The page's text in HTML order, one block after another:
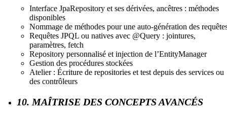
Interface JpaRepository et ses dérivées, ancêtres : méthodes
disponibles
Nommage de méthodes pour une auto-génération des
Requêtes JPQL ou natives avec @Query : jointures,
paramètres, fetch
Repository personnalisé et injection de l’EntityManager
Gestion des procédures stockées
Atelier : Écriture de repositories et test depuis des services ou
des contrôleurs
10. MAÎTRISE DES CONCEPTS AVANCÉS